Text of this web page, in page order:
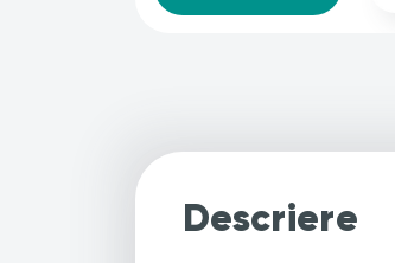
Descriere